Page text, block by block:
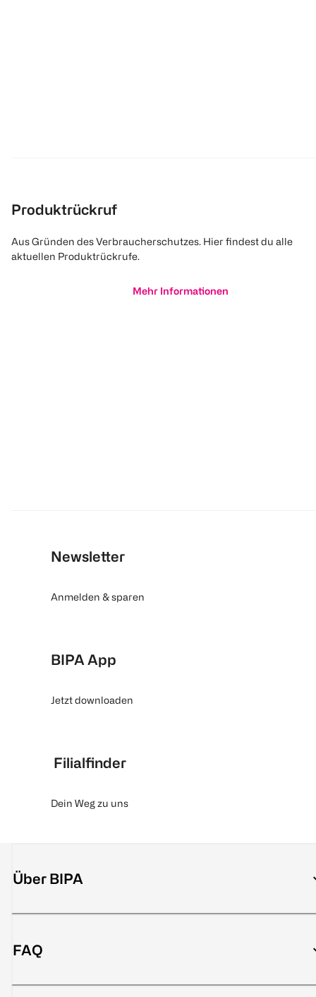
Produktrückruf
Aus Gründen des Verbraucherschutzes. Hier findest du alle
aktuellen Produktrückrufe.
Mehr Informationen
Newsletter
Anmelden & sparen
BIPA App
Jetzt downloaden
Filialfinder
Dein Weg zu uns
Über BIPA
FAQ